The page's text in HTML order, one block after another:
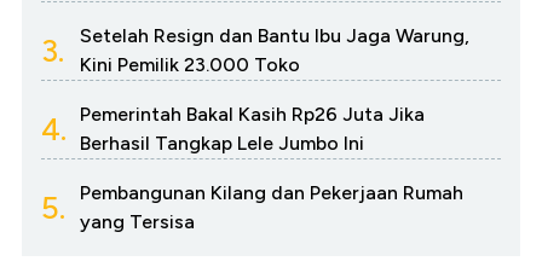
3.
Setelah Resign dan Bantu Ibu Jaga Warung,
Kini Pemilik 23.000 Toko
4.
Pemerintah Bakal Kasih Rp26 Juta Jika
Berhasil Tangkap Lele Jumbo Ini
5.
Pembangunan Kilang dan Pekerjaan Rumah
yang Tersisa